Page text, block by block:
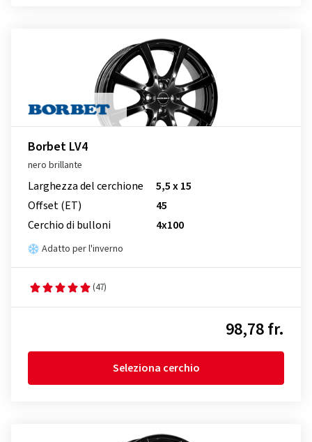
Borbet LV4
nero brillante
Larghezza del cerchione
5,5 x 15
Offset (ET)
45
Cerchio di bulloni
4x100
Adatto per l'inverno
(47)
98,78 fr.
Seleziona cerchio